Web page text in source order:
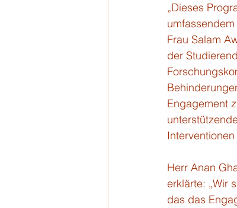
„Dieses
Frau Salam
der
Engagement
Interventionen
Herr Anan
erklärte: „Wir
das das